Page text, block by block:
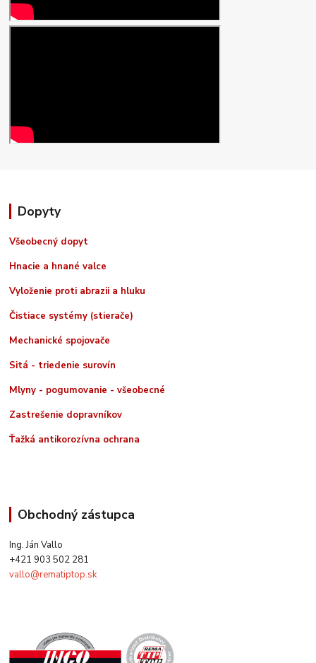
Dopyty
Všeobecný dopyt
Hnacie a hnané valce
Vyloženie proti abrazii a hluku
Čistiace systémy (stierače)
Mechanické spojovače
Sitá - triedenie surovín
Mlyny - pogumovanie - všeobecné
Zastrešenie dopravníkov
Ťažká antikorozívna ochrana
Obchodný zástupca
Ing. Ján Vallo
+421 903 502 281
vallo@rematiptop.sk